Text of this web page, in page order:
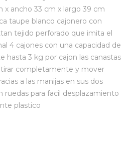
x ancho 33 cm x largo 39 cm
taupe blanco cajonero con
tejido perforado que imita el
4 cajones con una capacidad de
hasta 3 kg por cajon las canastas
completamente y mover
a las manijas en sus dos
ruedas para facil desplazamiento
plastico